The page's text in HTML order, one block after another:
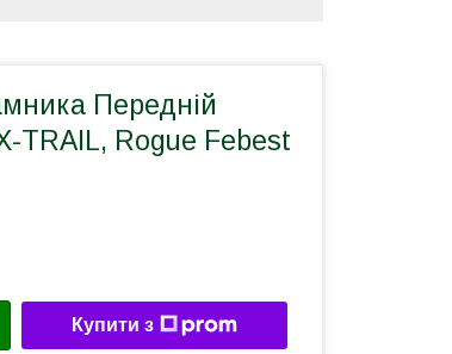
Передній
TRAIL, Rogue Febest
Купити з